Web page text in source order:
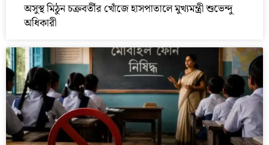
অসুস্থ মিঠুন চক্রবর্তীর খোঁজে হাসপাতালে মুখ্যমন্ত্রী শুভেন্দু
অধিকারী